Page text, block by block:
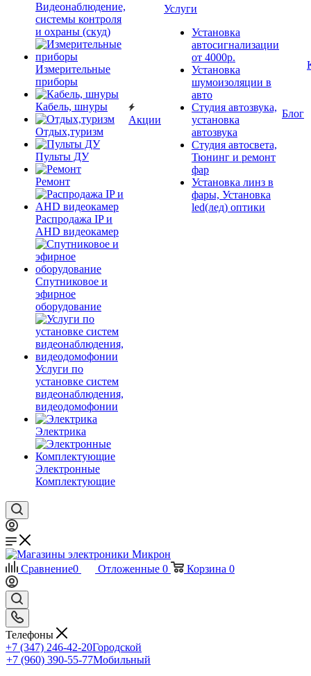
Видеонаблюдение,
системы контроля
и охраны (скуд)
Измерительные
приборы
Кабель, шнуры
Отдых,туризм
Пульты ДУ
Ремонт
Распродажа IP и
AHD видеокамер
Спутниковое и
эфирное
оборудование
Услуги по
установке систем
видеонаблюдения,
видеодомофонии
Электрика
Электронные
Комплектующие
Акции
Услуги
Установка
автосигнализации
от 4000р.
Установка
шумоизоляции в
авто
Студия автозвука,
установка
автозвука
Студия автосвета,
Тюнинг и ремонт
фар
Установка линз в
фары, Установка
led(лед) оптики
Блог
Сравнение0 Отложенные 0 Корзина 0
Телефоны
+7 (347) 246-42-20Городской
+7 (960) 390-55-77Мобильный